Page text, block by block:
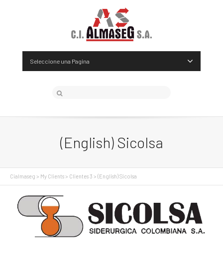
Seleccione una Pagina
(English) Sicolsa
Cialmaseg > My Clients> Clientes 3 > (English) Sicolsa